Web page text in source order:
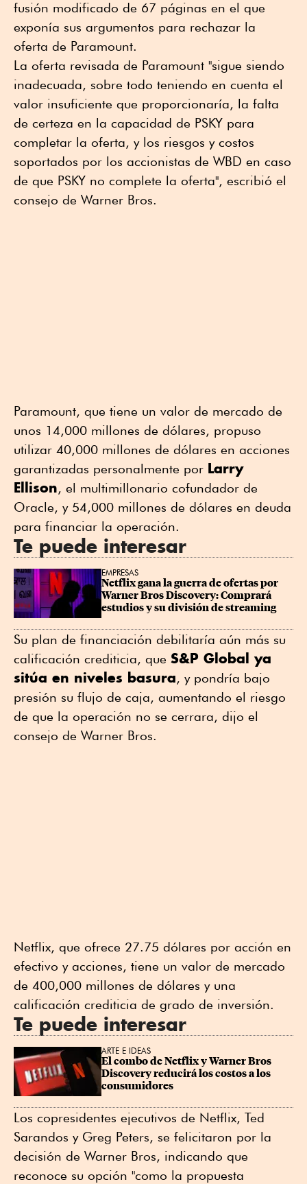
fusión modificado de 67 páginas en el que
exponía sus argumentos para rechazar la
oferta de Paramount.
La oferta revisada de Paramount "sigue siendo
inadecuada, sobre todo teniendo en cuenta el
valor insuficiente que proporcionaría, la falta
de certeza en la capacidad de PSKY para
completar la oferta, y los riesgos y costos
soportados por los accionistas de WBD en caso
de que PSKY no complete la oferta", escribió el
consejo de Warner Bros.
Paramount, que tiene un valor de mercado de
unos 14,000 millones de dólares, propuso
utilizar 40,000 millones de dólares en acciones
garantizadas personalmente por Larry
Ellison, el multimillonario cofundador ⁠de
Oracle, y 54,000 millones de dólares en deuda
para financiar la operación.
Te puede interesar
EMPRESAS
Netflix gana la guerra de ofertas por
Warner Bros Discovery: Comprará
estudios y su división de streaming
Su plan de financiación debilitaría aún más su
calificación crediticia, que S&P Global ya
sitúa en niveles ⁠basura, y pondría bajo
presión su flujo de caja, aumentando el riesgo
de que la operación no se cerrara, dijo el
consejo de Warner Bros.
Netflix, que ofrece 27.75 dólares por acción en
efectivo y acciones, tiene un valor de mercado
de 400,000 millones de dólares y una
calificación crediticia de grado de inversión.
Te puede interesar
ARTE E IDEAS
El combo de Netflix y Warner Bros
Discovery reducirá los costos a los
consumidores
Los copresidentes ejecutivos de Netflix, Ted
Sarandos y Greg Peters, se felicitaron por la
decisión de Warner Bros, indicando que
reconoce su opción "como la propuesta